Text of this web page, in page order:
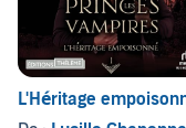
L'Héritage